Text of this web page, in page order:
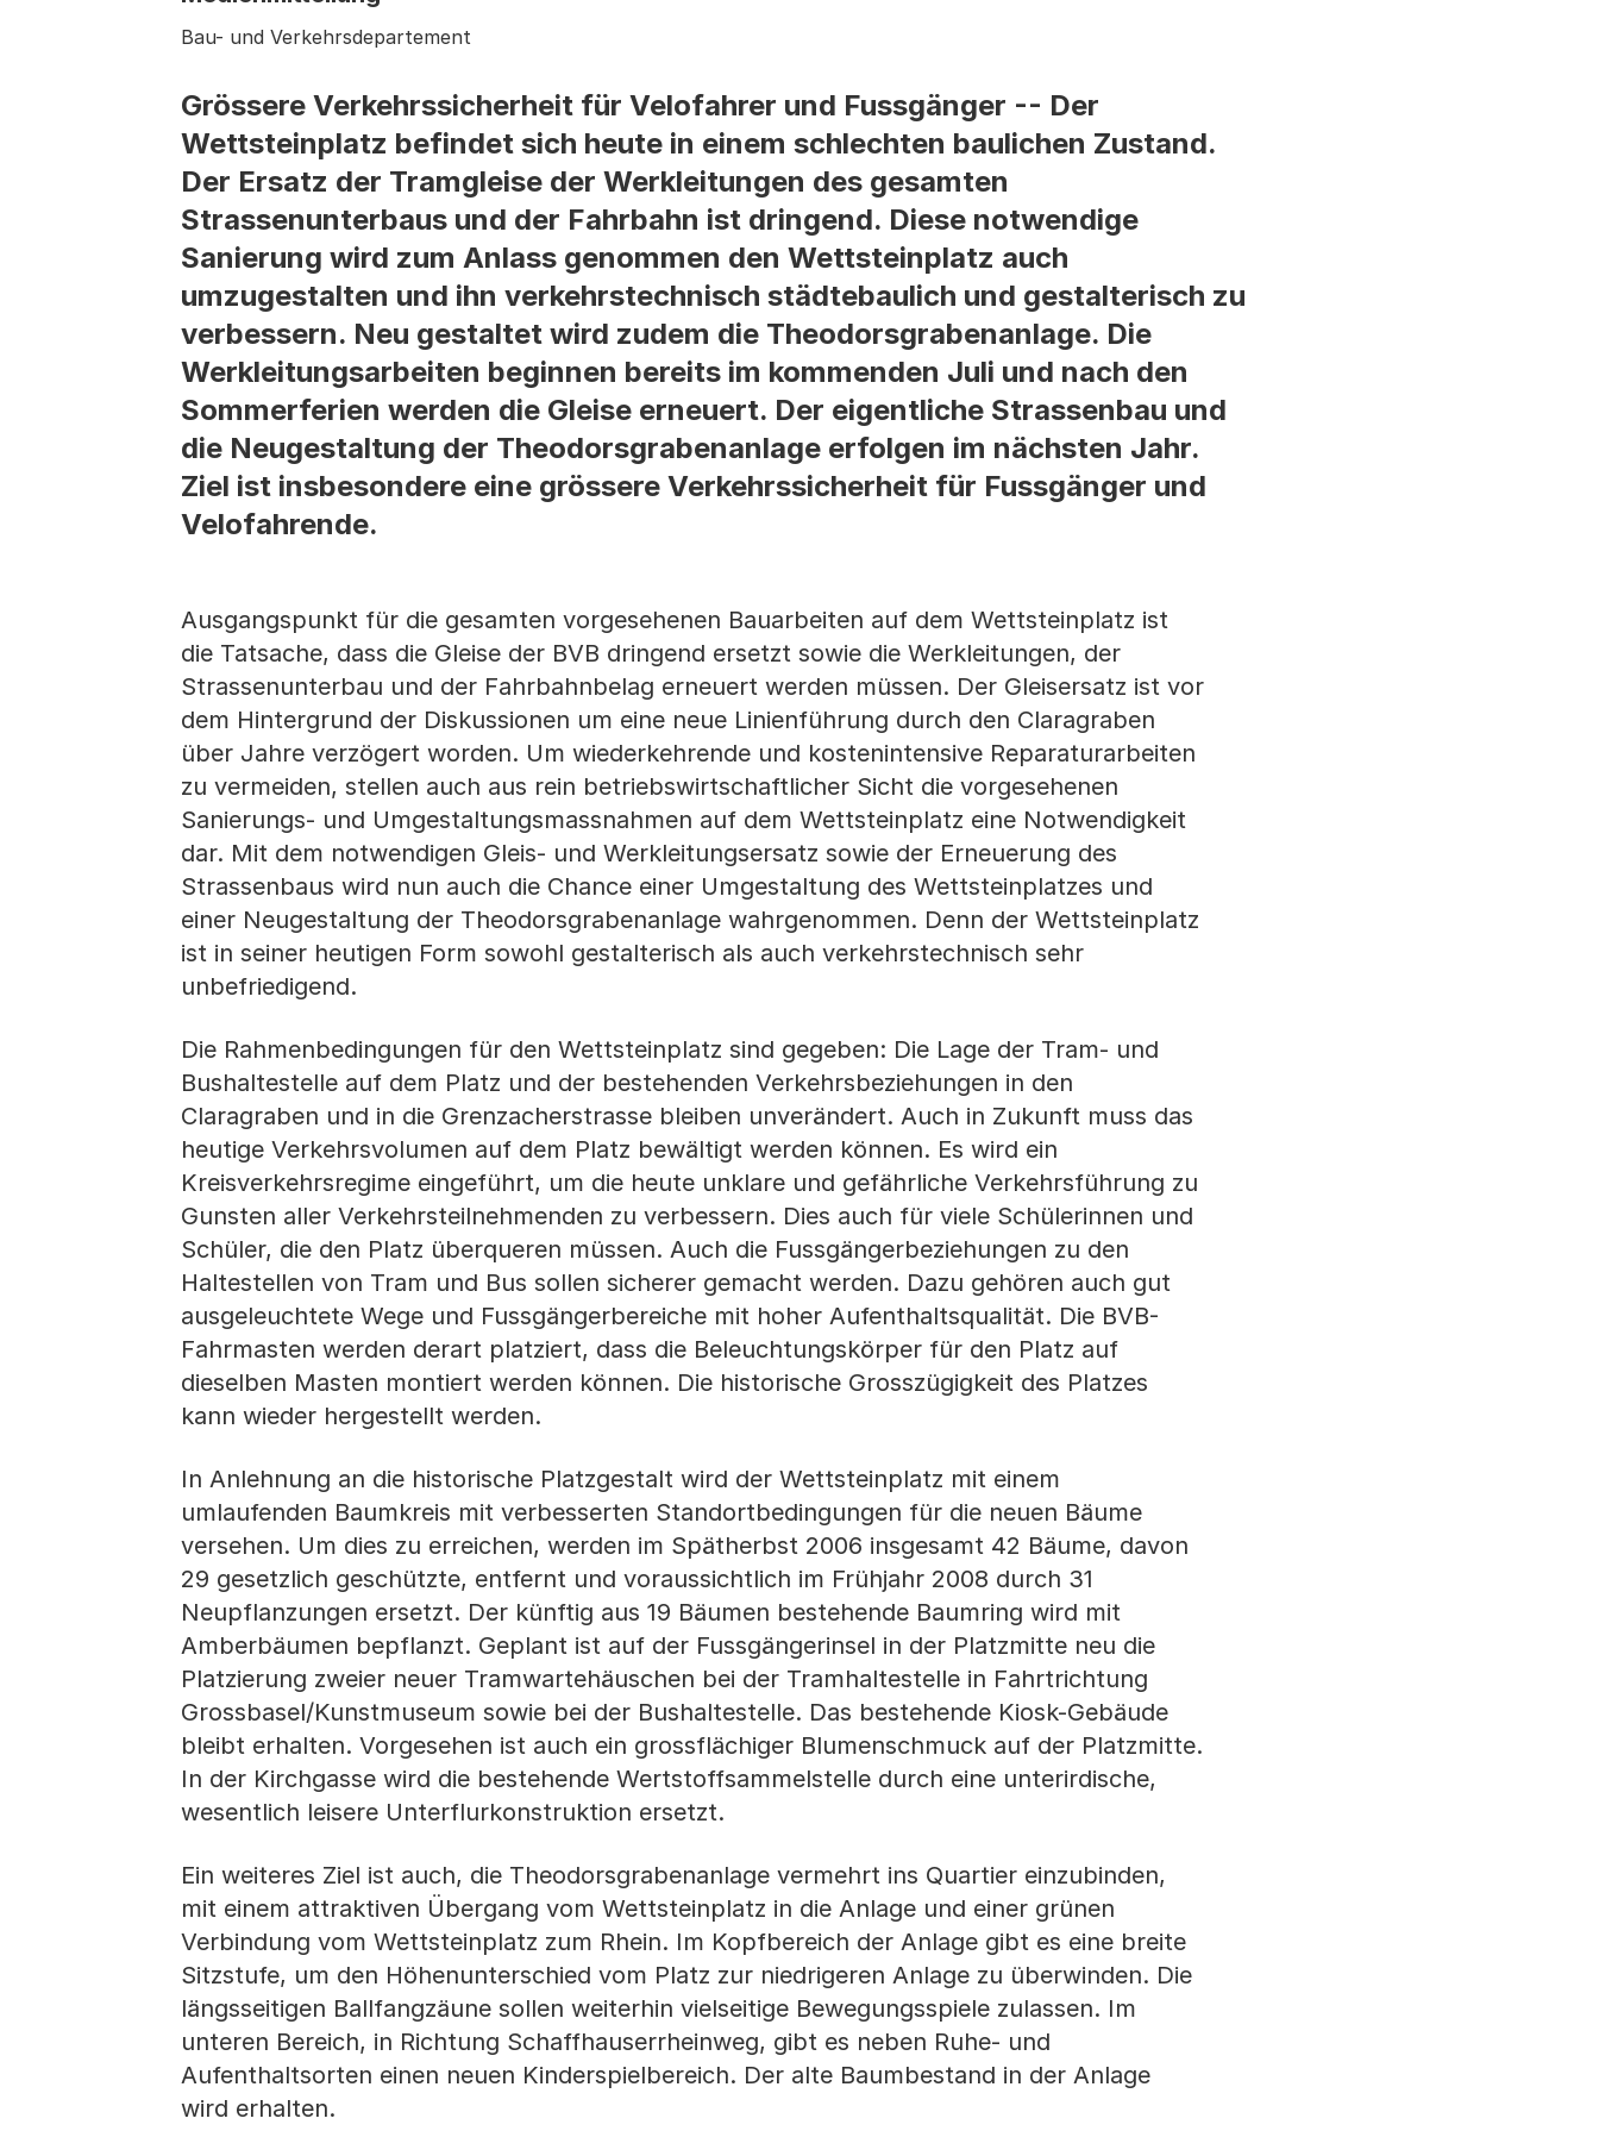
Bau- und Verkehrsdepartement
Grössere Verkehrssicherheit für Velofahrer und Fussgänger -- Der
Wettsteinplatz befindet sich heute in einem schlechten baulichen Zustand.
Der Ersatz der Tramgleise der Werkleitungen des gesamten
Strassenunterbaus und der Fahrbahn ist dringend. Diese notwendige
Sanierung wird zum Anlass genommen den Wettsteinplatz auch
umzugestalten und ihn verkehrstechnisch städtebaulich und gestalterisch zu
verbessern. Neu gestaltet wird zudem die Theodorsgrabenanlage. Die
Werkleitungsarbeiten beginnen bereits im kommenden Juli und nach den
Sommerferien werden die Gleise erneuert. Der eigentliche Strassenbau und
die Neugestaltung der Theodorsgrabenanlage erfolgen im nächsten Jahr.
Ziel ist insbesondere eine grössere Verkehrssicherheit für Fussgänger und
Velofahrende.
Ausgangspunkt für die gesamten vorgesehenen Bauarbeiten auf dem Wettsteinplatz ist
die Tatsache, dass die Gleise der BVB dringend ersetzt sowie die Werkleitungen, der
Strassenunterbau und der Fahrbahnbelag erneuert werden müssen. Der Gleisersatz ist vor
dem Hintergrund der Diskussionen um eine neue Linienführung durch den Claragraben
über Jahre verzögert worden. Um wiederkehrende und kostenintensive Reparaturarbeiten
zu vermeiden, stellen auch aus rein betriebswirtschaftlicher Sicht die vorgesehenen
Sanierungs- und Umgestaltungsmassnahmen auf dem Wettsteinplatz eine Notwendigkeit
dar. Mit dem notwendigen Gleis- und Werkleitungsersatz sowie der Erneuerung des
Strassenbaus wird nun auch die Chance einer Umgestaltung des Wettsteinplatzes und
einer Neugestaltung der Theodorsgrabenanlage wahrgenommen. Denn der Wettsteinplatz
ist in seiner heutigen Form sowohl gestalterisch als auch verkehrstechnisch sehr
unbefriedigend.
Die Rahmenbedingungen für den Wettsteinplatz sind gegeben: Die Lage der Tram- und
Bushaltestelle auf dem Platz und der bestehenden Verkehrsbeziehungen in den
Claragraben und in die Grenzacherstrasse bleiben unverändert. Auch in Zukunft muss das
heutige Verkehrsvolumen auf dem Platz bewältigt werden können. Es wird ein
Kreisverkehrsregime eingeführt, um die heute unklare und gefährliche Verkehrsführung zu
Gunsten aller Verkehrsteilnehmenden zu verbessern. Dies auch für viele Schülerinnen und
Schüler, die den Platz überqueren müssen. Auch die Fussgängerbeziehungen zu den
Haltestellen von Tram und Bus sollen sicherer gemacht werden. Dazu gehören auch gut
ausgeleuchtete Wege und Fussgängerbereiche mit hoher Aufenthaltsqualität. Die BVB-
Fahrmasten werden derart platziert, dass die Beleuchtungskörper für den Platz auf
dieselben Masten montiert werden können. Die historische Grosszügigkeit des Platzes
kann wieder hergestellt werden.
In Anlehnung an die historische Platzgestalt wird der Wettsteinplatz mit einem
umlaufenden Baumkreis mit verbesserten Standortbedingungen für die neuen Bäume
versehen. Um dies zu erreichen, werden im Spätherbst 2006 insgesamt 42 Bäume, davon
29 gesetzlich geschützte, entfernt und voraussichtlich im Frühjahr 2008 durch 31
Neupflanzungen ersetzt. Der künftig aus 19 Bäumen bestehende Baumring wird mit
Amberbäumen bepflanzt. Geplant ist auf der Fussgängerinsel in der Platzmitte neu die
Platzierung zweier neuer Tramwartehäuschen bei der Tramhaltestelle in Fahrtrichtung
Grossbasel/Kunstmuseum sowie bei der Bushaltestelle. Das bestehende Kiosk-Gebäude
bleibt erhalten. Vorgesehen ist auch ein grossflächiger Blumenschmuck auf der Platzmitte.
In der Kirchgasse wird die bestehende Wertstoffsammelstelle durch eine unterirdische,
wesentlich leisere Unterflurkonstruktion ersetzt.
Ein weiteres Ziel ist auch, die Theodorsgrabenanlage vermehrt ins Quartier einzubinden,
mit einem attraktiven Übergang vom Wettsteinplatz in die Anlage und einer grünen
Verbindung vom Wettsteinplatz zum Rhein. Im Kopfbereich der Anlage gibt es eine breite
Sitzstufe, um den Höhenunterschied vom Platz zur niedrigeren Anlage zu überwinden. Die
längsseitigen Ballfangzäune sollen weiterhin vielseitige Bewegungsspiele zulassen. Im
unteren Bereich, in Richtung Schaffhauserrheinweg, gibt es neben Ruhe- und
Aufenthaltsorten einen neuen Kinderspielbereich. Der alte Baumbestand in der Anlage
wird erhalten.